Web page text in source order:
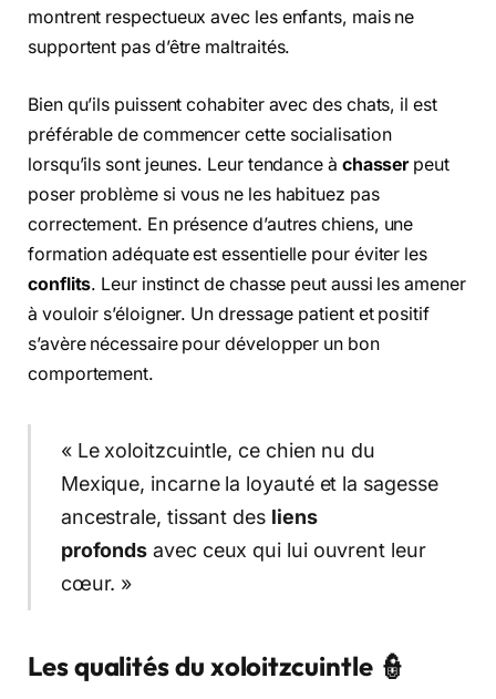
montrent respectueux avec les enfants, mais ne
supportent pas d’être maltraités.
Bien qu’ils puissent cohabiter avec des chats, il est
préférable de commencer cette socialisation
lorsqu’ils sont jeunes. Leur tendance à chasserpeut
poser problème si vous ne les habituez pas
correctement. En présence d’autres chiens, une
formation adéquate est essentielle pour éviter les
conflits. Leur instinct de chasse peut aussi les amener
à vouloir s’éloigner. Un dressage patient et positif
s’avère nécessaire pour développer un bon
comportement.
« Le xoloitzcuintle, ce chien nu du
Mexique, incarne la loyauté et la sagesse
ancestrale, tissant des liens
profonds avec ceux qui lui ouvrent leur
cœur. »
Les qualités du xoloitzcuintle 👮